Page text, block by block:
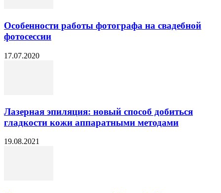
Особенности работы фотографа на свадебной
фотосессии
17.07.2020
Лазерная эпиляция: новый способ добиться
гладкости кожи аппаратными методами
19.08.2021